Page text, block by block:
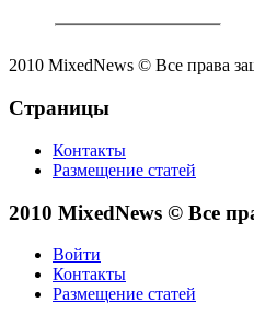
2010 MixedNews © Все права
Страницы
Контакты
Размещение статей
2010 MixedNews © Все
Войти
Контакты
Размещение статей